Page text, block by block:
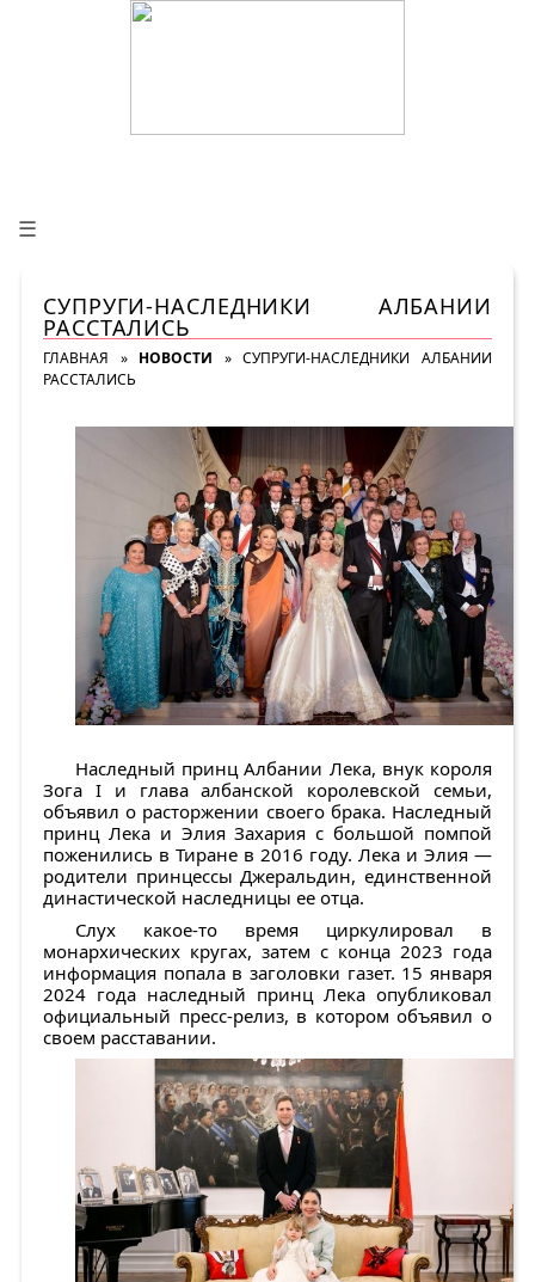
☰
СУПРУГИ-НАСЛЕДНИКИ АЛБАНИИ
РАССТАЛИСЬ
ГЛАВНАЯ » НОВОСТИ »СУПРУГИ-НАСЛЕДНИКИ АЛБАНИИ
РАССТАЛИСЬ
Наследный принц Албании Лека, внук короля
Зога I и глава албанской королевской семьи,
объявил о расторжении своего брака. Наследный
принц Лека и Элия Захария с большой помпой
поженились в Тиране в 2016 году. Лека и Элия —
родители принцессы Джеральдин, единственной
династической наследницы ее отца.
Слух какое-то время циркулировал в
монархических кругах, затем с конца 2023 года
информация попала в заголовки газет. 15 января
2024 года наследный принц Лека опубликовал
официальный пресс-релиз, в котором объявил о
своем расставании.